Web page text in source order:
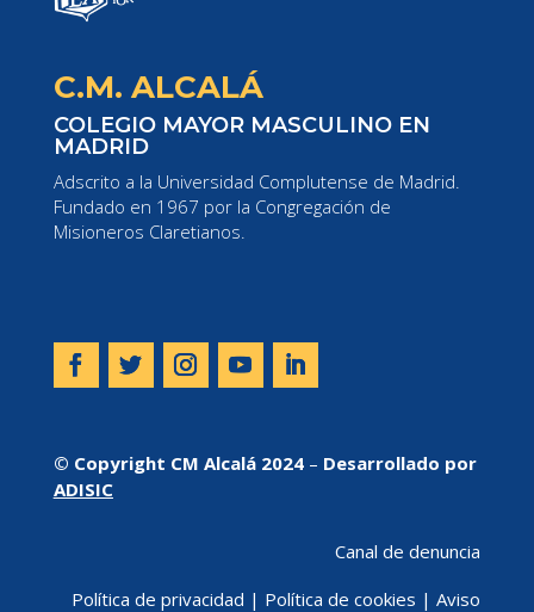
C.M. ALCALÁ
COLEGIO MAYOR MASCULINO EN
MADRID
Adscrito a la Universidad Complutense de Madrid.
Fundado en 1967 por la Congregación de
Misioneros Claretianos.
© Copyright CM Alcalá 2024– Desarrollado por
ADISIC
Canal de denuncia
Política de privacidad | Política de cookies |Aviso